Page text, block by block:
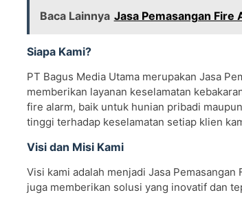
Baca Lainnya Jasa Pemasangan Fire
Siapa Kami?
PT Bagus Media Utama merupakan Jasa
memberikan layanan keselamatan
fire alarm, baik untuk hunian pribadi
tinggi terhadap keselamatan setiap klien
Visi dan Misi Kami
Visi kami adalah menjadi Jasa
juga memberikan solusi yang inovatif dan